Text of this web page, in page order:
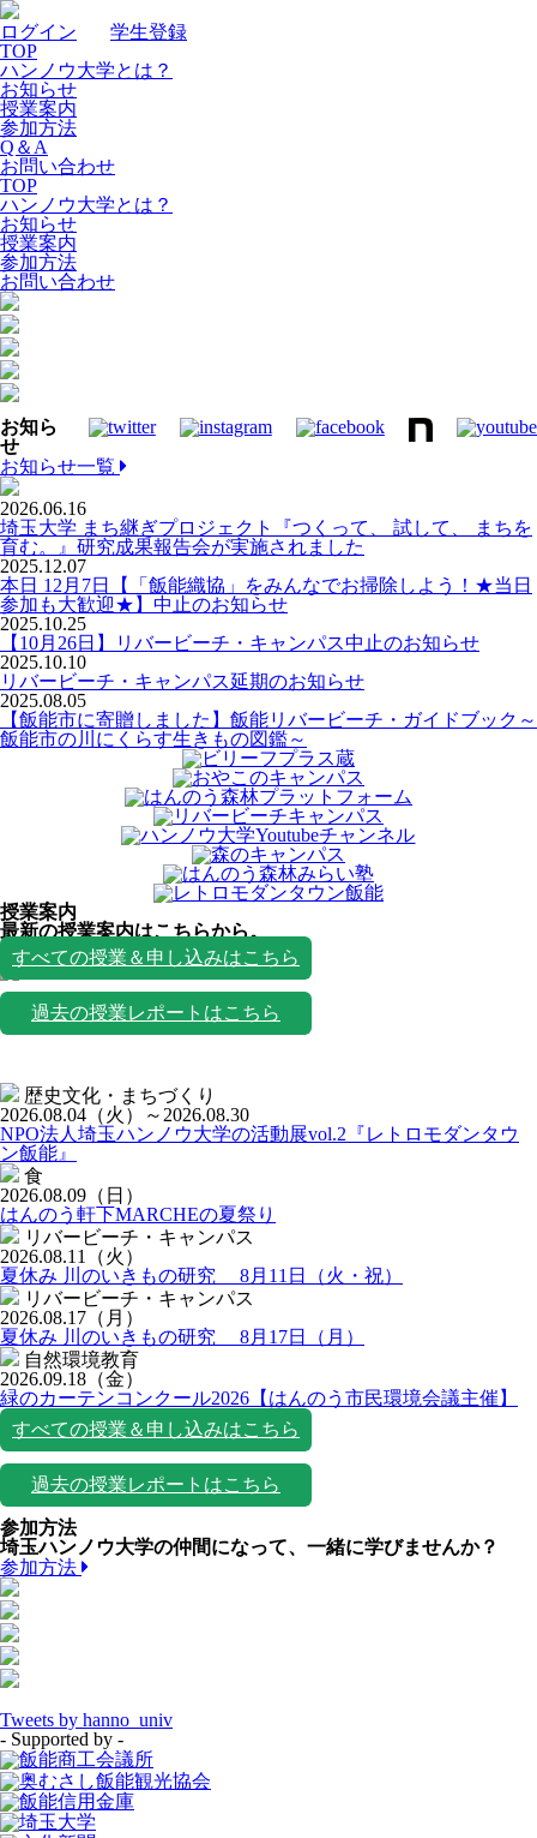
ログイン
学生登録
TOP
ハンノウ大学とは？
お知らせ
授業案内
参加方法
Q＆A
お問い合わせ
TOP
ハンノウ大学とは？
お知らせ
授業案内
参加方法
お問い合わせ
お知ら
せ
お知らせ一覧
2026.06.16
埼玉大学 まち継ぎプロジェクト『つくって、 試して、 まちを
育む。』研究成果報告会が実施されました
2025.12.07
本日 12月7日【「飯能織協」をみんなでお掃除しよう！★当日
参加も大歓迎★】中止のお知らせ
2025.10.25
【10月26日】リバービーチ・キャンパス中止のお知らせ
2025.10.10
リバービーチ・キャンパス延期のお知らせ
2025.08.05
【飯能市に寄贈しました】飯能リバービーチ・ガイドブック～
飯能市の川にくらす生きもの図鑑～
授業案内
最新の授業案内はこちらから。
授業一覧
すべての授業＆申し込みはこちら
過去の授業レポートはこちら
歴史文化・まちづくり
2026.08.04 （火）
～2026.08.30
NPO法人埼玉ハンノウ大学の活動展vol.2『レトロモダンタウ
ン飯能』
食
2026.08.09 （日）
はんのう軒下MARCHEの夏祭り
リバービーチ・キャンパス
2026.08.11
（火）
夏休み 川のいきもの研究 8月11日（火・祝）
リバービーチ・キャンパス
2026.08.17 （月）
夏休み 川のいきもの研究 8月17日（月）
自然環境教育
2026.09.18 （金）
緑のカーテンコンクール2026【はんのう市民環境会議主催】
すべての授業＆申し込みはこちら
過去の授業レポートはこちら
参加方法
埼玉ハンノウ大学の仲間になって、一緒に学びませんか？
参加方法
Tweets by hanno_univ
- Supported by -